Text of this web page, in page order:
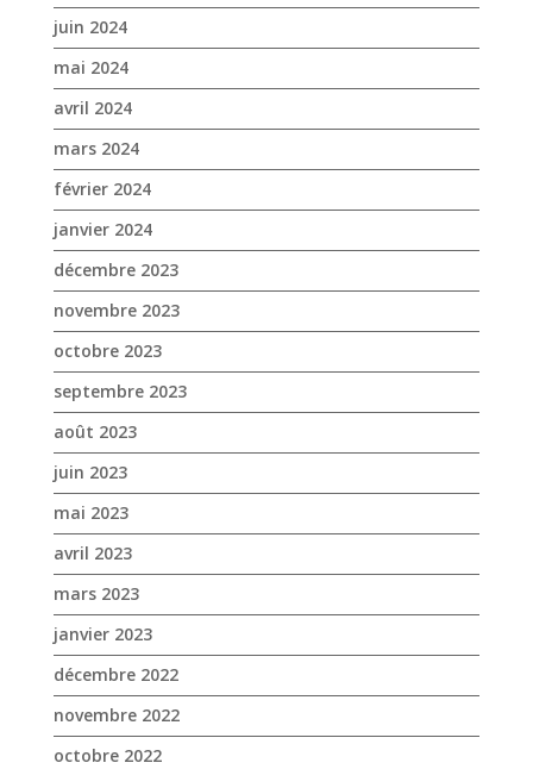
juin 2024
mai 2024
avril 2024
mars 2024
février 2024
janvier 2024
décembre 2023
novembre 2023
octobre 2023
septembre 2023
août 2023
juin 2023
mai 2023
avril 2023
mars 2023
janvier 2023
décembre 2022
novembre 2022
octobre 2022